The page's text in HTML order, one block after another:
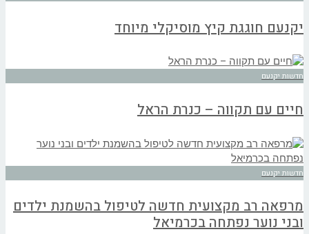
יקנעם חוגגת קיץ מוסיקלי מיוחד
חדשות יקנעם
חיים עם תקווה – כנרת הראל
חדשות יקנעם
מרפאה רב מקצועית חדשה לטיפול בהשמנת ילדים
ובני נוער נפתחה בכרמיאל